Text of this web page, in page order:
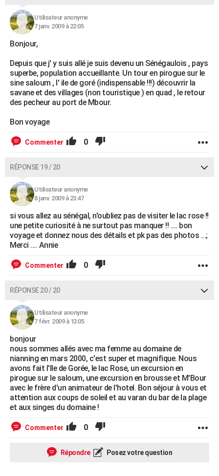
Utilisateur anonyme
7 janv. 2009 à 22:05
Bonjour,
Depuis que j' y suis allé je suis devenu un Sénégaulois , pays
superbe, population accueillante. Un tour en pirogue sur le
sine saloum , l' ile de goré (indispensable !!!) découvrir la
savane et des villages (non touristique ) en quad , le retour
des pecheur au port de Mbour.
Bon voyage
Commenter 0
RÉPONSE 19 / 20
Utilisateur anonyme
8 janv. 2009 à 23:47
si vous allez au sénégal, n'oubliez pas de visiter le lac rose !!
une petite curiosité à ne surtout pas manquer !! .... bon
voyage et donnez nous des détails et pk pas des photos ...;
Merci .... Annie
Commenter 0
RÉPONSE 20 / 20
Utilisateur anonyme
7 févr. 2009 à 13:05
bonjour
nous sommes allés avec ma femme au domaine de
nianning en mars 2000, c'est super et magnifique. Nous
avons fait l'Ile de Gorée, le lac Rose, un excursion en
pirogue sur le saloum, une excursion en brousse et M'Bour
avec le frère d'un animateur de l'hotel. Bon séjour à vous et
attention aux coups de soleil et au varan du bar de la plage
et aux singes du domaine !
Commenter 0
Répondre Posez votre question